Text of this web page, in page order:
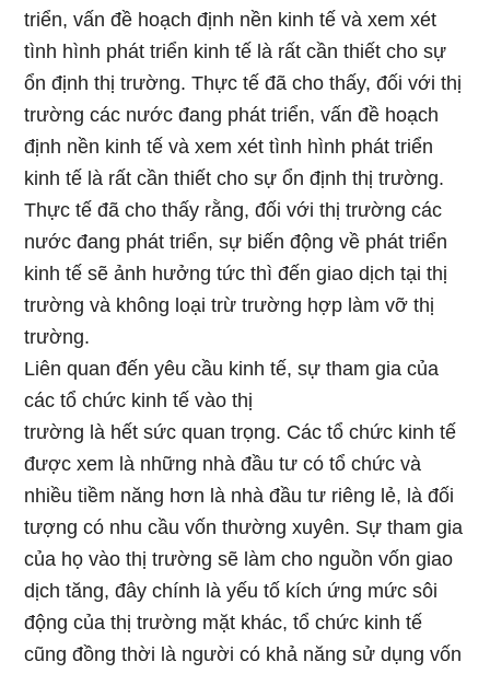
triển, vấn đề hoạch định nền kinh tế và xem xét
tình hình phát triển kinh tế là rất cần thiết cho sự
ổn định thị trường. Thực tế đã cho thấy, đối với thị
trường các nước đang phát triển, vấn đề hoạch
định nền kinh tế và xem xét tình hình phát triển
kinh tế là rất cần thiết cho sự ổn định thị trường.
Thực tế đã cho thấy rằng, đối với thị trường các
nước đang phát triển, sự biến động về phát triển
kinh tế sẽ ảnh hưởng tức thì đến giao dịch tại thị
trường và không loại trừ trường hợp làm vỡ thị
trường.
Liên quan đến yêu cầu kinh tế, sự tham gia của
các tổ chức kinh tế vào thị
trường là hết sức quan trọng. Các tổ chức kinh tế
được xem là những nhà đầu tư có tổ chức và
nhiều tiềm năng hơn là nhà đầu tư riêng lẻ, là đối
tượng có nhu cầu vốn thường xuyên. Sự tham gia
của họ vào thị trường sẽ làm cho nguồn vốn giao
dịch tăng, đây chính là yếu tố kích ứng mức sôi
động của thị trường mặt khác, tổ chức kinh tế
cũng đồng thời là người có khả năng sử dụng vốn